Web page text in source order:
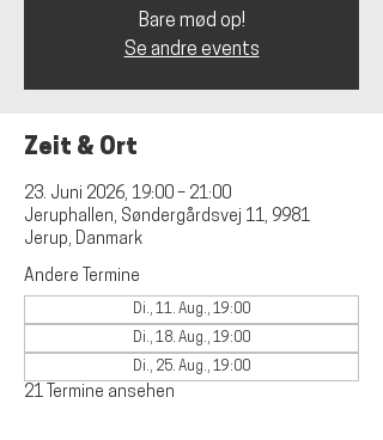
Bare mød op!
Se andre events
Zeit & Ort
23. Juni 2026, 19:00 – 21:00
Jeruphallen, Søndergårdsvej 11, 9981
Jerup, Danmark
Andere Termine
Di., 11. Aug., 19:00
Di., 18. Aug., 19:00
Di., 25. Aug., 19:00
21 Termine ansehen